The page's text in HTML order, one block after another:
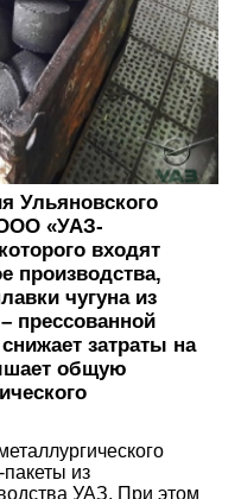
Ульяновского
«УАЗ-
входят
производства,
чугуна из
прессованной
затраты на
общую
из
УАЗ. При этом